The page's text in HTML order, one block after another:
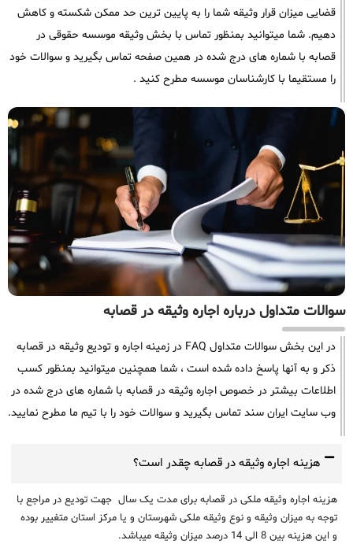
قضایی میزان قرار وثیقه شما را به پایین ترین حد ممکن شکسته و کاهش
دهیم. شما میتوانید بمنظور تماس با بخش وثیقه موسسه حقوقی در
قصابه با شماره های درج شده در همین صفحه تماس بگیرید و سوالات خود
را مستقیما با کارشناسان موسسه مطرح کنید .
سوالات متداول درباره اجاره وثیقه در قصابه
در این بخش سوالات متداول FAQ در زمینه اجاره و تودیع وثیقه در قصابه
ذکر و به آنها پاسخ داده شده است ، شما همچنین میتوانید بمنظور کسب
اطلاعات بیشتر در خصوص اجاره وثیقه در قصابه با شماره های درج شده در
وب سایت ایران سند تماس بگیرید و سوالات خود را با تیم ما مطرح نمایید.
هزینه اجاره وثیقه در قصابه چقدر است؟
هزینه اجاره وثیقه ملکی در قصابه برای مدت یک سال جهت تودیع در مراجع با
توجه به میزان وثیقه و نوع وثیقه ملکی شهرستان و یا مرکز استان متغییر بوده
و این هزینه بین 8 الی 14 درصد میزان وثیقه میباشد.